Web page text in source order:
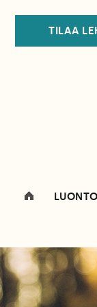
TILAA
LUONTO